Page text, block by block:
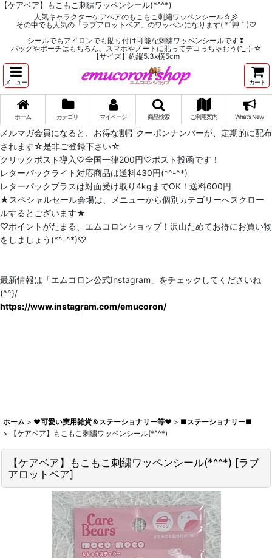
【ケアベア】もこもこ刺繍ワッペンシール(*^^*)
人気キャラクターケアベアのもこもこ刺繡ワッペンシール☆彡
その中でも人気の「ラブアロットベア」のワッペンになります( *´艸｀)♡
シールでもアイロンでも貼り付け可能な刺繍ワッペンシールです❣
バッグやポーチはもちろん、スマホやノートに貼ってデコっちゃおう(^_-)-☆
【サイズ】約縦5.3x横5cm
メニュー カート
ホーム カテゴリ マイページ 商品検索 ご利用案内 What's New
メルマガ会員になると、お得な割引クーポンナンバーが、定期的に配布
されます☆是非ご登録下さい☆
クリックポスト導入♡全国一律200円♡ポスト投函です！
レターパックライト対応商品は送料430円(*^-^*)
レターパックプラスは対面受け取り4kgまでOK！送料600円
★スペシャルセール会場は、メニューから個別カテゴリーへスクロー
ルするとございます★
♡ポイントがたまる、エムコロンショップ！沢山ためてお得にお買い物
をしましょう(*^-^*)♡
最新情報は「エムコロン公式Instagram」をチェックしてくださいね
(^^)/
https://www.instagram.com/emucoron/
ホーム > ♥可愛い実用雑貨＆ステーショナリー等♥ > ■ステーショナリー■
>
【ケアベア】もこもこ刺繍ワッペンシール(*^^*)
【ケアベア】もこもこ刺繍ワッペンシール(*^^*) [ラブ
アロットベア]